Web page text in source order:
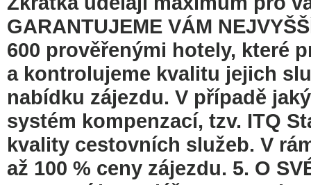
GARANTUJEME VÁM
600 prověřenými hotely, které
a kontrolujeme kvalitu jejich
nabídku zájezdu. V případě
systém kompenzací, tzv. ITQ
kvality cestovních služeb. V
až 100 % ceny zájezdu. 5. O